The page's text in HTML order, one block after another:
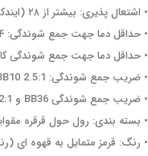
• اشتعال پذیری: بیشتر از ۲۸ (ایندکس اکسیژن)
• حداقل دما جهت جمع شوندگی: ۸۴ + درجه سانتی گراد
• حداقل دما جهت جمع شوندگی کامل: ۱۲۰ + درجه
• ضریب جمع شوندگی: BB10 2.5:1 (شصت درصد جمع شوندگی در محور عرضی)
• ضریب جمع شوندگی BB36 و BB20 2:1 (پنجاه درصد جمع شوندگی در محور عرضی)
• بسته بندی: رول حول قرقره
• رنگ: قرمز متمایل به قهوه